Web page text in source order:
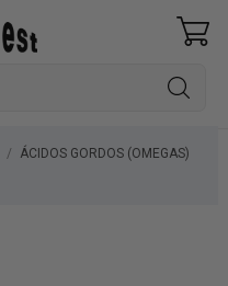
ÁCIDOS GORDOS (OMEGAS)